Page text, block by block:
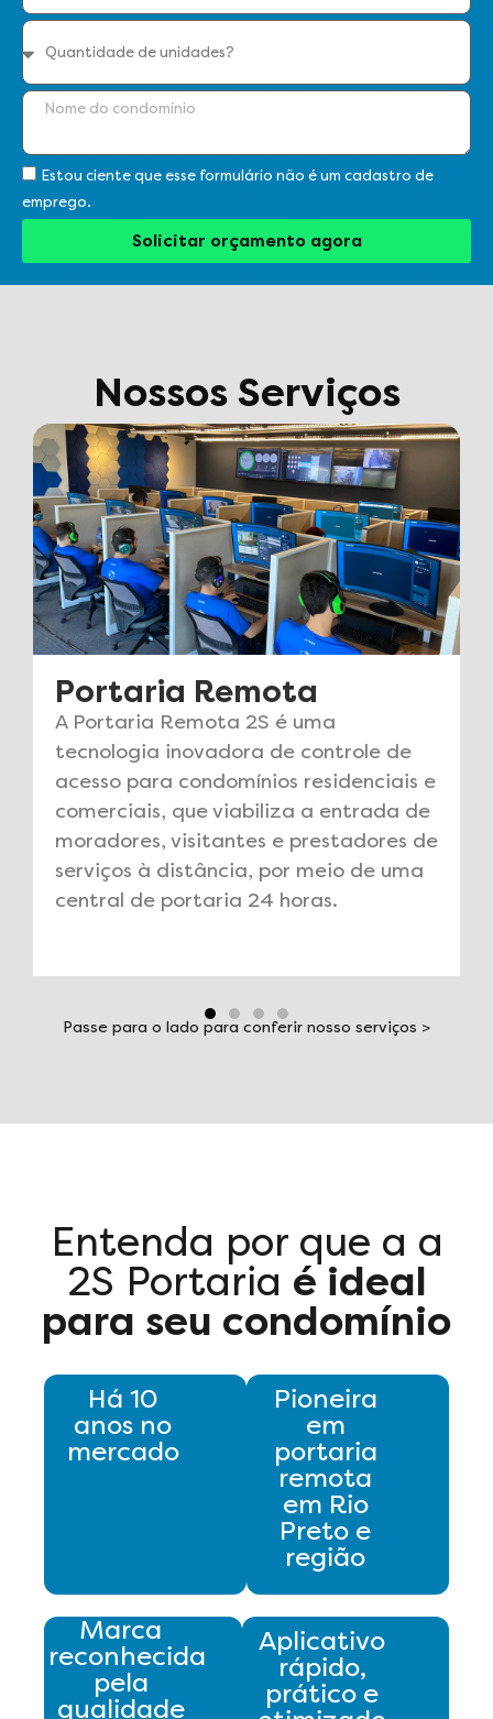
Estou ciente que esse formulário não é um cadastro de
emprego.
Solicitar orçamento agora
Nossos Serviços
Portaria Híbrida
A Portaria Híbrida 2S é uma
ideal para condomínios com alto
volume de atendimentos, onde a
portaria durante o dia continua sendo
atendida por um porteiro presencial. E
durante a noite, a portaria remota
passa atender os visitantes.
Passe para o lado para conferir nosso serviços >
Entenda por que a a
2S Portaria é ideal
para seu condomínio
Há 10
anos no
mercado
Pioneira
em
portaria
remota
em Rio
Preto e
região
Marca
reconhecida
pela
qualidade
Aplicativo
rápido,
prático e